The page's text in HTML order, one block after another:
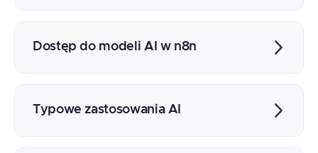
Python
Dostęp do modeli AI w n8n
Użycie interakcji z AI w procesie
Typowe zastosowania AI